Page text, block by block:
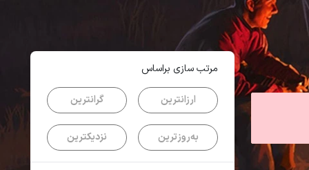
مرتب سازی براساس
ارزانترین گرانترین
به‌روزترین نزدیکترین